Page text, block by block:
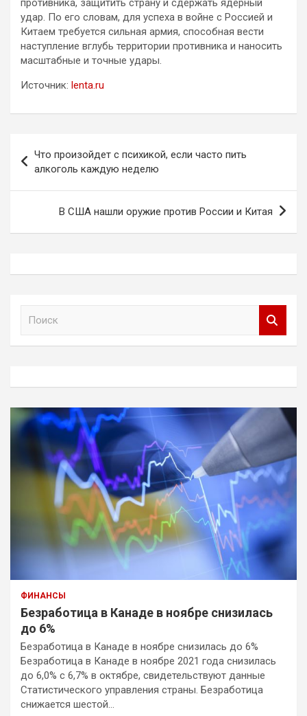
противника, защитить страну и сдержать ядерный
удар. По его словам, для успеха в войне с Россией и
Китаем требуется сильная армия, способная вести
наступление вглубь территории противника и наносить
масштабные и точные удары.
Источник: lenta.ru
по
записям
Что произойдет с психикой, если часто пить
алкоголь каждую неделю
В США нашли оружие против России и Китая
ФИНАНСЫ
Безработица в Канаде в ноябре снизилась
до 6%
Безработица в Канаде в ноябре снизилась до 6%
Безработица в Канаде в ноябре 2021 года снизилась
до 6,0% с 6,7% в октябре, свидетельствуют данные
Статистического управления страны. Безработица
снижается шестой…